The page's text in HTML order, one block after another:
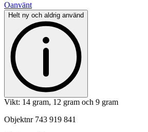
Oanvänt
Helt ny och aldrig använd
Vikt: 14 gram, 12 gram och 9 gram
Objektnr 743 919 841